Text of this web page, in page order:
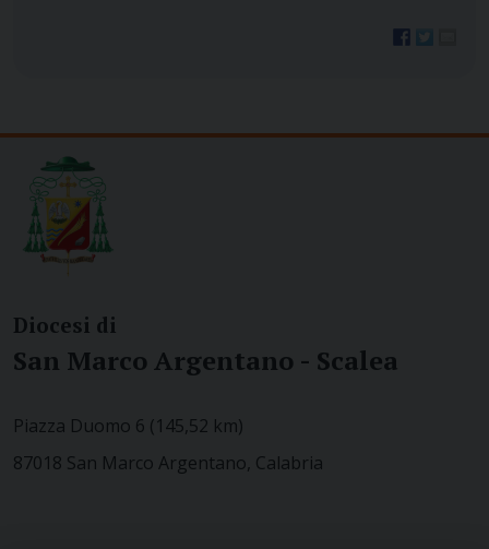
Diocesi di
San Marco Argentano - Scalea
Piazza Duomo 6 (145,52 km)
87018 San Marco Argentano, Calabria